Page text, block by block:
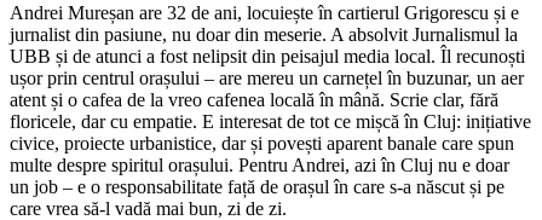
Andrei Mureșan are 32 de ani, locuiește în cartierul Grigorescu și e
jurnalist din pasiune, nu doar din meserie. A absolvit Jurnalismul la
UBB și de atunci a fost nelipsit din peisajul media local. Îl recunoști
ușor prin centrul orașului – are mereu un carnețel în buzunar, un aer
atent și o cafea de la vreo cafenea locală în mână. Scrie clar, fără
floricele, dar cu empatie. E interesat de tot ce mișcă în Cluj: inițiative
civice, proiecte urbanistice, dar și povești aparent banale care spun
multe despre spiritul orașului. Pentru Andrei, azi în Cluj nu e doar
un job – e o responsabilitate față de orașul în care s-a născut și pe
care vrea să-l vadă mai bun, zi de zi.